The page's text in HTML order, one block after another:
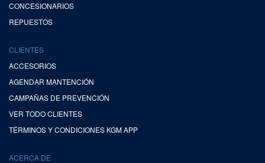
CONCESIONARIOS
REPUESTOS
CLIENTES
ACCESORIOS
AGENDAR MANTENCIÓN
CAMPAÑAS DE PREVENCIÓN
VER TODO CLIENTES
TÉRMINOS Y CONDICIONES KGM APP
ACERCA DE